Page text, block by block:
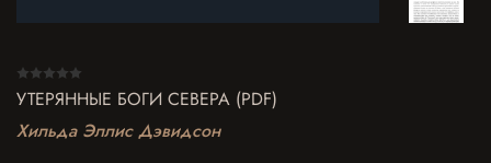
УТЕРЯННЫЕ БОГИ СЕВЕРА (PDF)
Хильда Эллис Дэвидсон